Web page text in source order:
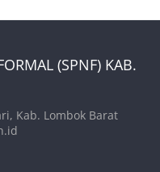
(SPNF) KAB.
Kab. Lombok Barat